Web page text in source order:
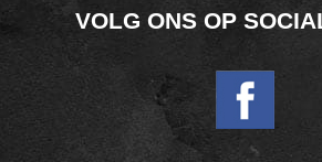
FOOTER
WIDGET
HEADER
SOCIAL
VOLG ONS OP